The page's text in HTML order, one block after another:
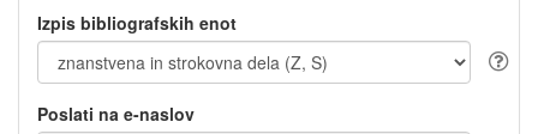
Izpis bibliografskih enot
Poslati na e-naslov